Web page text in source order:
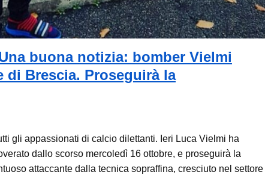
buona notizia: bomber Vielmi
di Brescia. Proseguirà la
gli appassionati di calcio dilettanti. Ieri Luca Vielmi ha
dallo scorso mercoledì 16 ottobre, e proseguirà la
attaccante dalla tecnica sopraffina, cresciuto nel settore